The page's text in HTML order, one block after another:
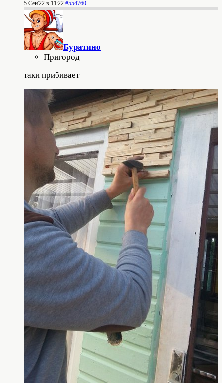
5 Сен'22 в 11:22 #554760
Буратино
Пригород
таки прибивает